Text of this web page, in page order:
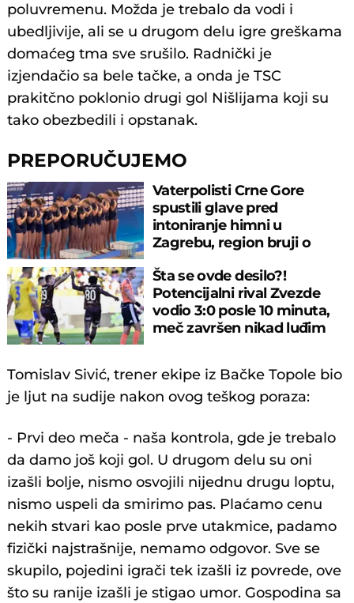
poluvremenu. Možda je trebalo da vodi i
ubedljivije, ali se u drugom delu igre greškama
domaćeg tma sve srušilo. Radnički je
izjendačio sa bele tačke, a onda je TSC
prakitčno poklonio drugi gol Nišlijama koji su
tako obezbedili i opstanak.
PREPORUČUJEMO
Vaterpolisti Crne Gore
spustili glave pred
intoniranje himni u
Zagrebu, region bruji o
Šta se ovde desilo?!
Potencijalni rival Zvezde
vodio 3:0 posle 10 minuta,
meč završen nikad luđim
Tomislav Sivić, trener ekipe iz Bačke Topole bio
je ljut na sudije nakon ovog teškog poraza:
- Prvi deo meča - naša kontrola, gde je trebalo
da damo još koji gol. U drugom delu su oni
izašli bolje, nismo osvojili nijednu drugu loptu,
nismo uspeli da smirimo pas. Plaćamo cenu
nekih stvari kao posle prve utakmice, padamo
fizički najstrašnije, nemamo odgovor. Sve se
skupilo, pojedini igrači tek izašli iz povrede, ove
što su ranije izašli je stigao umor. Gospodina sa